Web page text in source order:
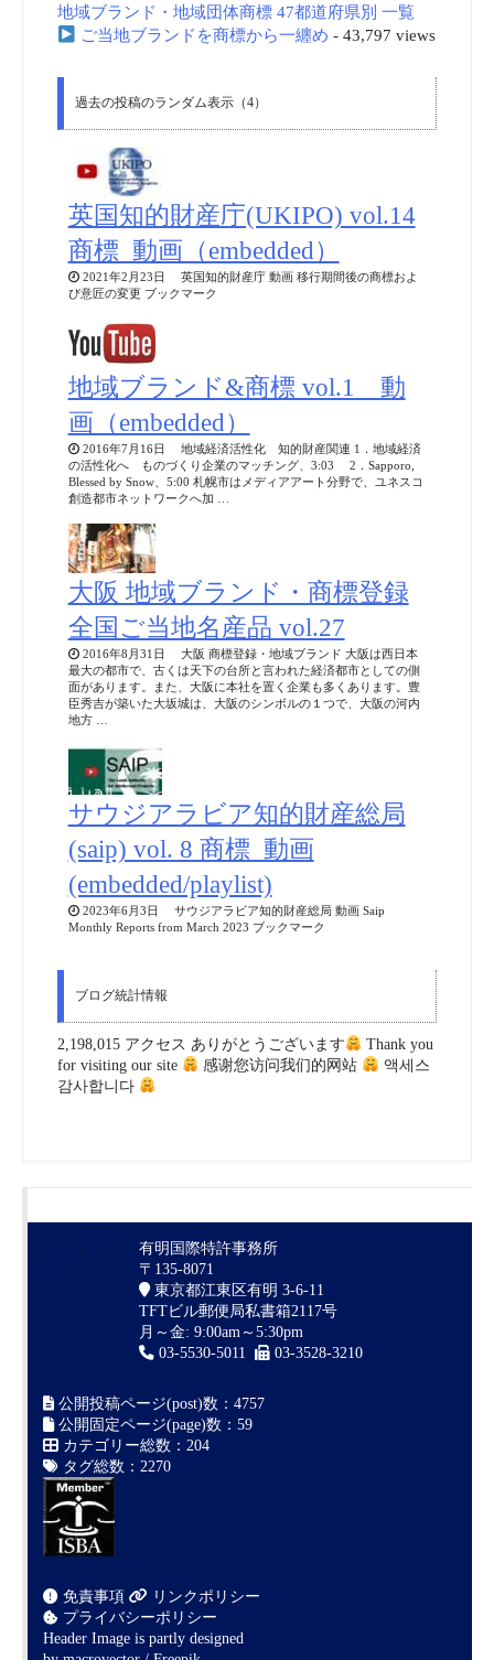
地域ブランド・地域団体商標 47都道府県別 一覧
ご当地ブランドを商標から一纏め - 43,797 views
過去の投稿のランダム表示（4）
英国知的財産庁(UKIPO) vol.14
商標_動画（embedded）
2021年2月23日 英国知的財産庁 動画 移行期間後の商標およ
び意匠の変更 ブックマーク
地域ブランド&商標 vol.1 動
画（embedded）
2016年7月16日 地域経済活性化 知的財産関連 1．地域経済
の活性化へ ものづくり企業のマッチング、3:03 2．Sapporo,
Blessed by Snow、5:00 札幌市はメディアアート分野で、ユネスコ
創造都市ネットワークへ加 …
大阪 地域ブランド・商標登録
全国ご当地名産品 vol.27
2016年8月31日 大阪 商標登録・地域ブランド 大阪は西日本
最大の都市で、古くは天下の台所と言われた経済都市としての側
面があります。また、大阪に本社を置く企業も多くあります。豊
臣秀吉が築いた大坂城は、大阪のシンボルの１つで、大阪の河内
地方 …
サウジアラビア知的財産総局
(saip) vol. 8 商標_動画
(embedded/playlist)
2023年6月3日 サウジアラビア知的財産総局 動画 Saip
Monthly Reports from March 2023 ブックマーク
ブログ統計情報
2,198,015 アクセス ありがとうございます
Thank you
for visiting our site
感谢您访问我们的网站
액세스
감사합니다
有明国際特許事務所
〒135-8071
東京都江東区有明 3-6-11
TFTビル郵便局私書箱2117号
月～金: 9:00am～5:30pm
03-5530-5011
03-3528-3210
公開投稿ページ(post)数：4757
公開固定ページ(page)数：59
カテゴリー総数：204
タグ総数：2270
免責事項
リンクポリシー
プライバシーポリシー
Header Image is partly designed